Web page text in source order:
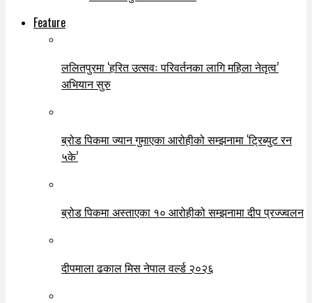
Feature
ललितपुरमा ‘हरित उत्सवः परिवर्तनका लागि महिला नेतृत्व’
अभियान सुरु
ब्रोड पिकमा ज्यान गुमाएका आरोहीको सम्झनामा ‘ट्रिब्युट रन
५के’
ब्रोड पिकमा अस्ताएका १० आरोहीको सम्झनामा दीप प्रज्ज्वलन
दीपमाला ढकाल मिस नेपाल वर्ल्ड २०२६